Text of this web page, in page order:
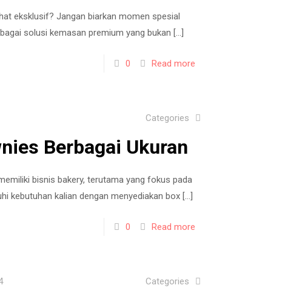
eksklusif? Jangan biarkan momen spesial
solusi kemasan premium yang bukan […]
0 Read more
Categories
Berbagai Ukuran
bisnis bakery, terutama yang fokus pada
kebutuhan kalian dengan menyediakan box[…]
0 Read more
Categories